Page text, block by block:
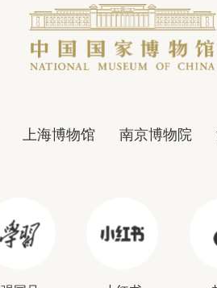
上海博物馆 南京博物院